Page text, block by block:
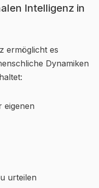
Intelligenz in
ermöglicht es
Dynamiken
eigenen
urteilen